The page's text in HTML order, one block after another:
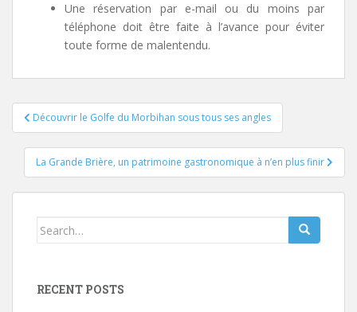
Une réservation par e-mail ou du moins par
téléphone doit être faite à l’avance pour éviter
toute forme de malentendu.
Post
navigation
Découvrir le Golfe du Morbihan sous tous ses angles
La Grande Brière, un patrimoine gastronomique à n’en plus finir
Search
RECENT POSTS